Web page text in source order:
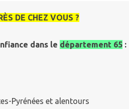
DE CHEZ VOUS ?
dans le département 65:
Pyrénées et alentours